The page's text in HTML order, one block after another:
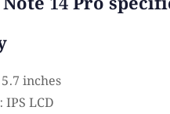
inches
: IPS LCD